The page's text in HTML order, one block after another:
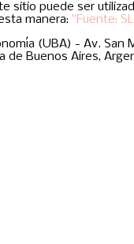
sitio puede ser
manera: "Fuente:
(UBA) - Av. San
de Buenos Aires,